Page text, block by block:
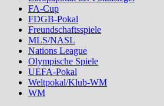
FA-Cup
FDGB-Pokal
Freundschaftsspiele
MLS/NASL
Nations League
Olympische Spiele
UEFA-Pokal
Weltpokal/Klub-WM
WM